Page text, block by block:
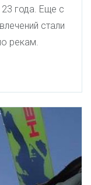
года. Еще с
стали
рекам.